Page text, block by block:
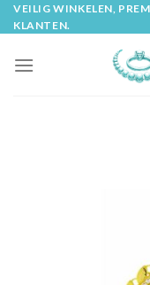
Skip
to
VEILIG WINKELEN,
KLANTEN.